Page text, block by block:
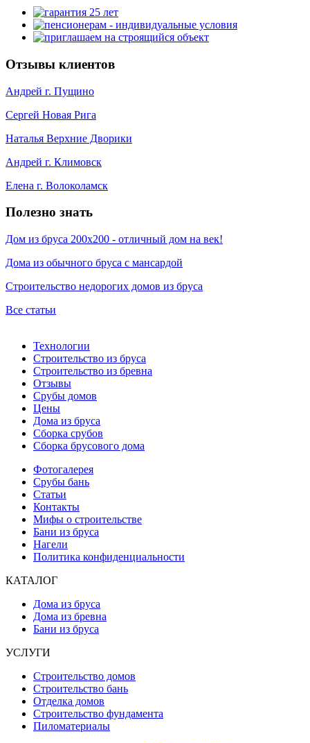
Отзывы клиентов
Андрей г. Пущино
Сергей Новая Рига
Наталья Верхние Дворики
Андрей г. Климовск
Елена г. Волоколамск
Полезно знать
Дом из бруса 200х200 - отличный дом на век!
Дома из обычного бруса с мансардой
Строительство недорогих домов из бруса
Все статьи
Технологии
Строительство из бруса
Строительство из бревна
Отзывы
Срубы домов
Цены
Дома из бруса
Сборка срубов
Сборка брусового дома
Фотогалерея
Срубы бань
Статьи
Контакты
Мифы о строительстве
Бани из бруса
Нагели
Политика конфиденциальности
КАТАЛОГ
Дома из бруса
Дома из бревна
Бани из бруса
УСЛУГИ
Строительство домов
Строительство бань
Отделка домов
Строительство фундамента
Пиломатериалы